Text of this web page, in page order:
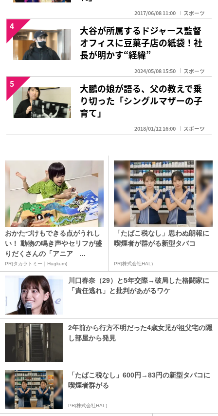
2017/06/08 11:00 スポーツ
大谷が所属するドジャース監督
オフィスに豆菓子店の紙袋！社
長が明かす“経緯”
2024/05/08 15:50 スポーツ
4
大鵬の娘が語る、父の教えで乗
り切った「シングルマザーの子
育て」
2018/01/12 16:00 スポーツ
5
おかたづけもできる点がうれし
い！ 動物の鳴き声やセリフが盛
りだくさんの「アニア ...
PR(タカラトミー｜Hugkum)
「たばこ税なし」思わぬ朗報に
喫煙者が群がる新型タバコ
PR(株式会社HAL)
川口春奈（29）と5年交際→破局した格闘家に
「責任逃れ」と批判があがるワケ
2年前から行方不明だった4歳女児が祖父宅の隠
し部屋から発見
「たばこ税なし」600円→83円の新型タバコに
喫煙者群がる
PR(株式会社HAL)